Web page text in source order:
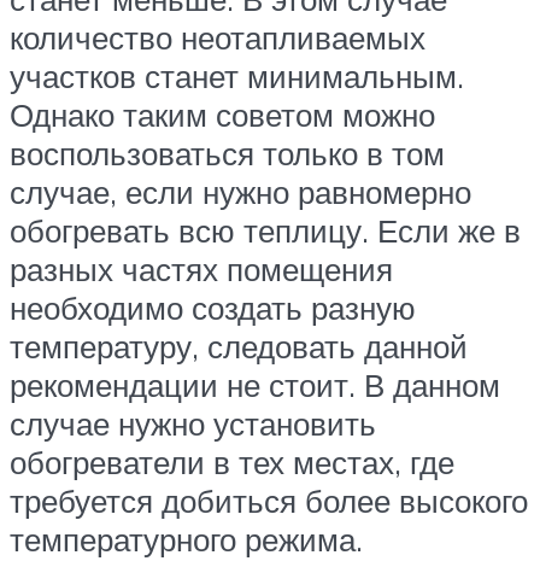
количество неотапливаемых
участков станет минимальным.
Однако таким советом можно
воспользоваться только в том
случае, если нужно равномерно
обогревать всю теплицу. Если же в
разных частях помещения
необходимо создать разную
температуру, следовать данной
рекомендации не стоит. В данном
случае нужно установить
обогреватели в тех местах, где
требуется добиться более высокого
температурного режима.